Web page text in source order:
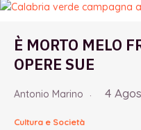
È MORTO MELO
OPERE SUE
Antonio Marino 4
Cultura e Società